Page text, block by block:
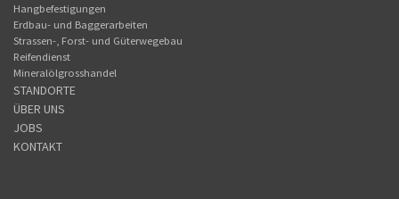
Hangbefestigungen
Erdbau- und Baggerarbeiten
Strassen-, Forst- und Güterwegebau
Reifendienst
Mineralölgrosshandel
STANDORTE
ÜBER UNS
JOBS
KONTAKT